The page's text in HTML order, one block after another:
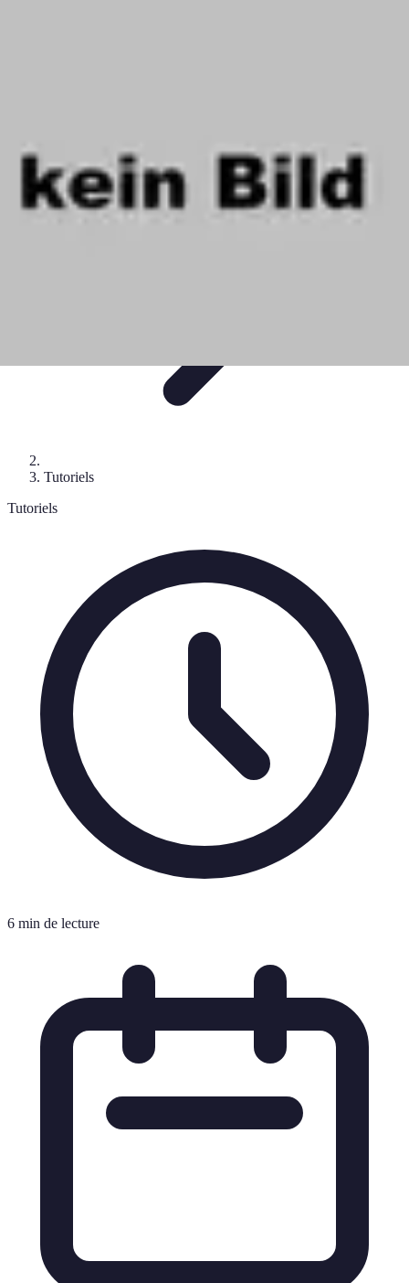
Tutoriels
Tutoriels
6 min de lecture